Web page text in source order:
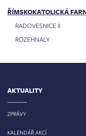
ŘÍMSKOKATOLICKÁ
RADOVESNICE II
ROZEHNALY
AKTUALITY
ZPRÁVY
KALENDÁŘ AKCÍ